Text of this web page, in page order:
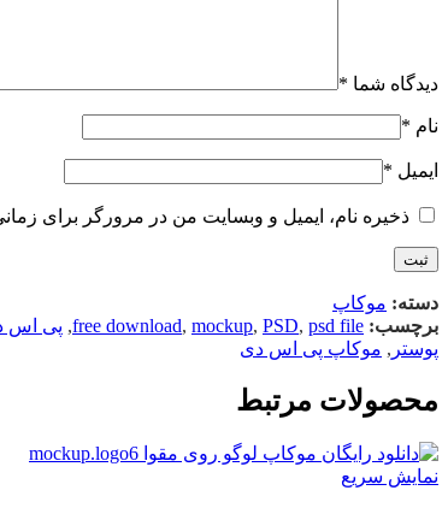
دیدگاه شما *
نام *
ایمیل *
ذخیره نام، ایمیل و وبسایت من در مرورگر برای
دسته: موکاپ
برچسب:
free download, mockup, PSD, psd file
, پی اس
پوستر , موکاپ پی اس دی
محصولات مرتبط
نمایش سریع